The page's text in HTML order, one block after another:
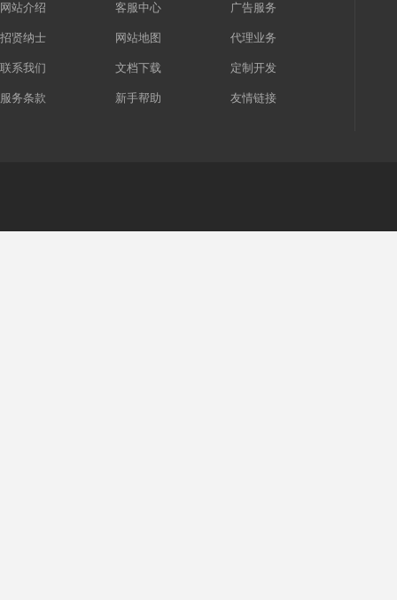
网站介绍
招贤纳士
联系我们
服务条款
客服中心
网站地图
文档下载
新手帮助
广告服务
代理业务
定制开发
友情链接